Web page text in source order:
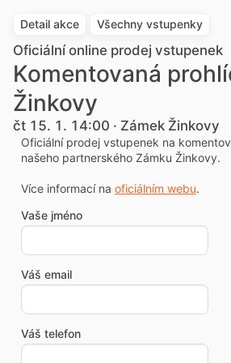
Detail akce Všechny vstupenky
Oficiální online prodej vstupenek
Komentovaná
Žinkovy
čt 15. 1. 14:00 · Zámek Žinkovy
Oficiální prodej vstupenek na
našeho partnerského Zámku Žinkovy.
Více informací na oficiálním webu.
Vaše jméno
Váš email
Váš telefon